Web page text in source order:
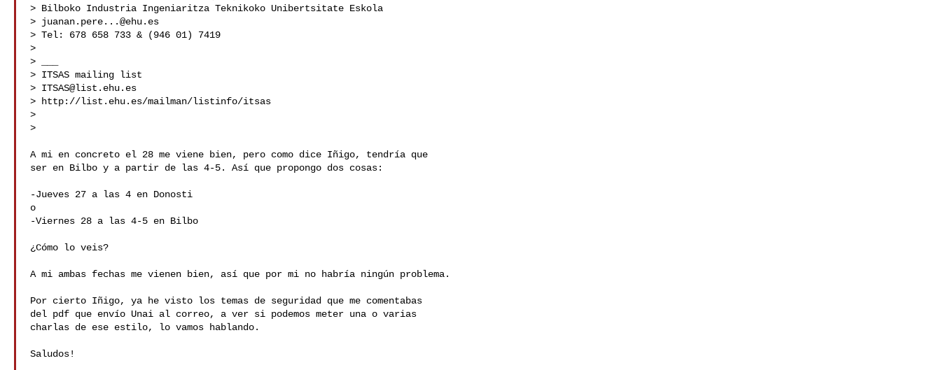
> Bilboko Industria Ingeniaritza Teknikoko Unibertsitate Eskola
> juanan.pere...@ehu.es
> Tel: 678 658 733 & (946 01) 7419
>
> ___
> ITSAS mailing list
> ITSAS@list.ehu.es
> http://list.ehu.es/mailman/listinfo/itsas
>
>
A mi en concreto el 28 me viene bien, pero como dice Iñigo, tendría que
ser en Bilbo y a partir de las 4-5. Así que propongo dos cosas:
-Jueves 27 a las 4 en Donosti
o
-Viernes 28 a las 4-5 en Bilbo
¿Cómo lo veis?
A mi ambas fechas me vienen bien, así que por mi no habría ningún problema.
Por cierto Iñigo, ya he visto los temas de seguridad que me comentabas
del pdf que envío Unai al correo, a ver si podemos meter una o varias
charlas de ese estilo, lo vamos hablando.
Saludos!